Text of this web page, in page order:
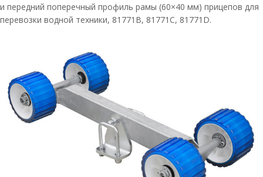
и передний поперечный профиль рамы (60×40 мм) прицепов для
перевозки водной техники, 81771В, 81771С, 81771D.